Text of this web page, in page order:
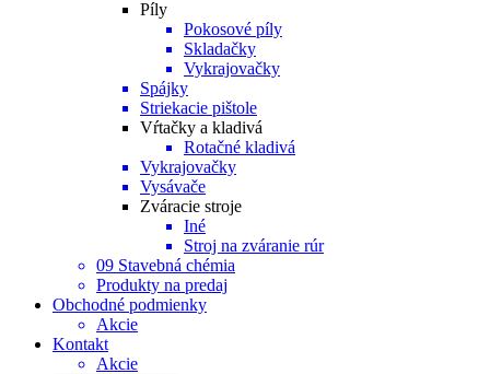
Píly
Pokosové píly
Skladačky
Vykrajovačky
Spájky
Striekacie pištole
Vŕtačky a kladivá
Rotačné kladivá
Vykrajovačky
Vysávače
Zváracie stroje
Iné
Stroj na zváranie rúr
09 Stavebná chémia
Produkty na predaj
Obchodné podmienky
Akcie
Kontakt
Akcie